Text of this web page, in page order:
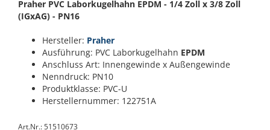
Praher PVC Laborkugelhahn EPDM - 1/4 Zoll x 3/8 Zoll
(IGxAG) - PN16
Hersteller: Praher
Ausführung: PVC Laborkugelhahn EPDM
Anschluss Art: Innengewinde x Außengewinde
Nenndruck: PN10
Produktklasse: PVC-U
Herstellernummer: 122751A
Art.Nr.: 51510673